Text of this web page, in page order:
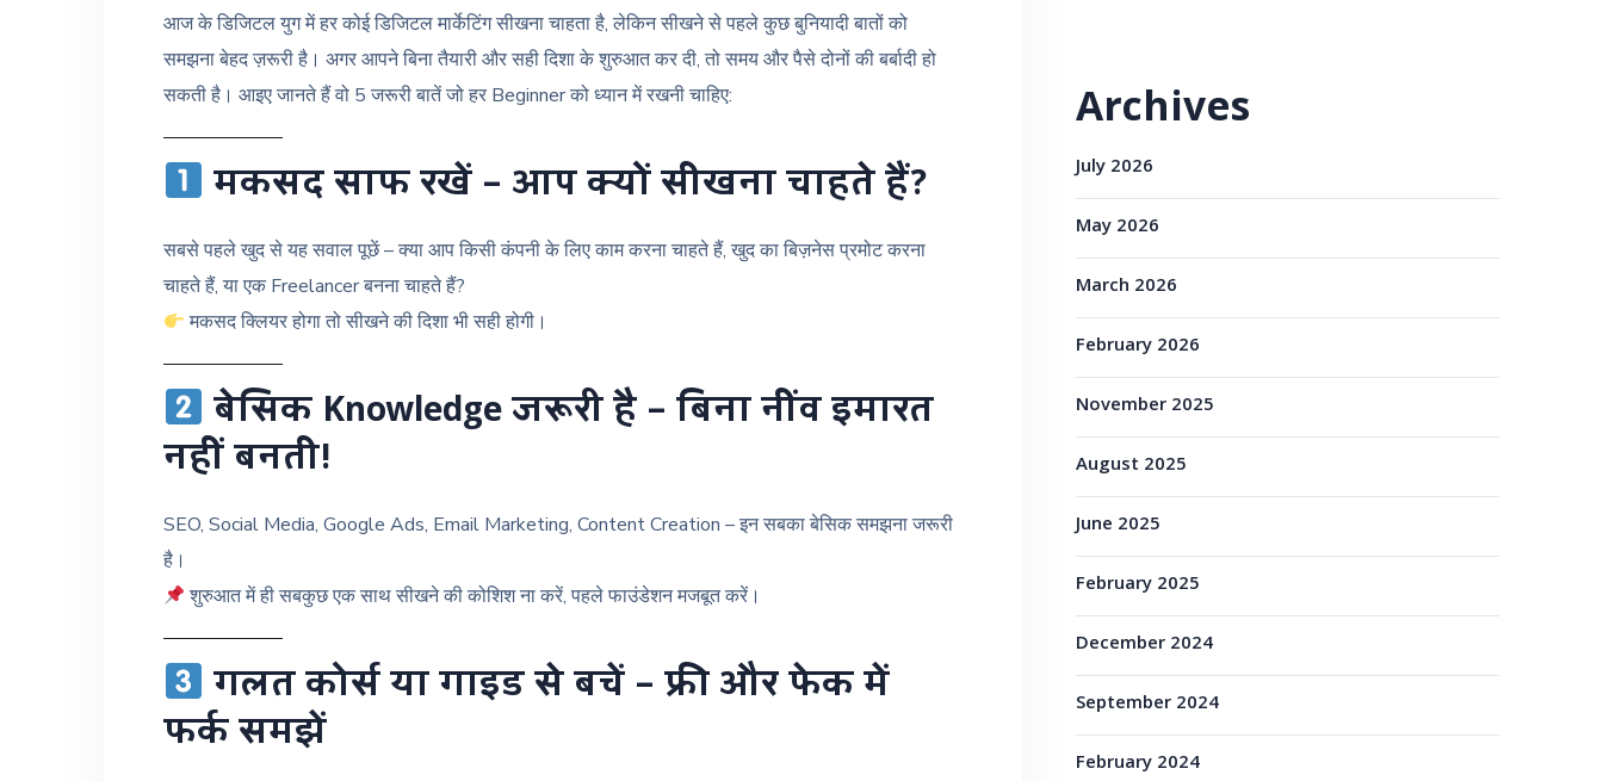
आज के डिजिटल युग में हर कोई डिजिटल मार्केटिंग सीखना चाहता है, लेकिन सीखने से पहले कुछ बुनियादी बातों को
समझना बेहद ज़रूरी है। अगर आपने बिना तैयारी और सही दिशा के शुरुआत कर दी, तो समय और पैसे दोनों की बर्बादी हो
सकती है। आइए जानते हैं वो 5 जरूरी बातें जो हर Beginner को ध्यान में रखनी चाहिए:
मकसद साफ रखें – आप क्यों सीखना चाहते हैं?
सबसे पहले खुद से यह सवाल पूछें – क्या आप किसी कंपनी के लिए काम करना चाहते हैं, खुद का बिज़नेस प्रमोट करना
चाहते हैं, या एक Freelancer बनना चाहते हैं?
मकसद क्लियर होगा तो सीखने की दिशा भी सही होगी।
बेसिक Knowledge जरूरी है – बिना नींव इमारत
नहीं बनती!
SEO, Social Media, Google Ads, Email Marketing, Content Creation – इन सबका बेसिक समझना जरूरी
है।
शुरुआत में ही सबकुछ एक साथ सीखने की कोशिश ना करें, पहले फाउंडेशन मजबूत करें।
गलत कोर्स या गाइड से बचें – फ्री और फेक में
फर्क समझें
Archives
July 2026
May 2026
March 2026
February 2026
November 2025
August 2025
June 2025
February 2025
December 2024
September 2024
February 2024